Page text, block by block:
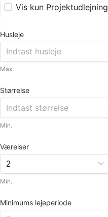
Vis kun Projektudlejning
Husleje
Max.
Størrelse
Min.
Værelser
Min.
Minimums lejeperiode